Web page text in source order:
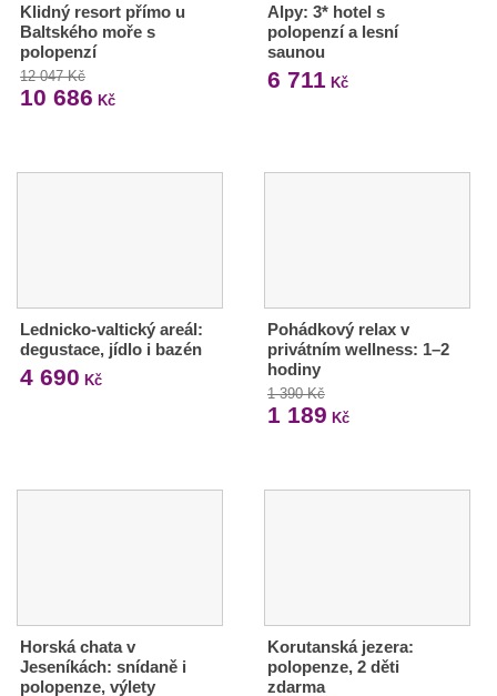
Klidný resort přímo u
Baltského moře s
polopenzí
12 047 Kč
10 686 Kč
Alpy: 3* hotel s
polopenzí a lesní
saunou
6 711 Kč
Lednicko-valtický areál:
degustace, jídlo i bazén
4 690 Kč
Pohádkový relax v
privátním wellness: 1–2
hodiny
1 390 Kč
1 189 Kč
Horská chata v
Jeseníkách: snídaně i
polopenze, výlety
Korutanská jezera:
polopenze, 2 děti
zdarma